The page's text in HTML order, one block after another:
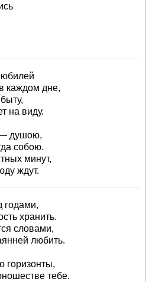
каждом дне,
на виду.
душою,
собою.
минут,
ждут.
годами,
хранить.
словами,
любить.
горизонты,
тебе.